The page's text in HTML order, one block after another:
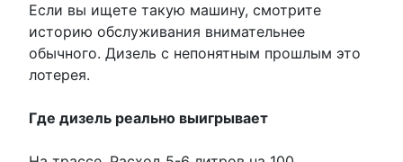
Если вы ищете такую машину, смотрите
историю обслуживания внимательнее
обычного. Дизель с непонятным прошлым это
лотерея.
Где дизель реально выигрывает